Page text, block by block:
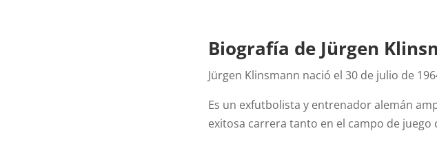
Biografía de Jürgen
Jürgen Klinsmann nació el 30 de julio de
Es un exfutbolista y entrenador alemán
exitosa carrera tanto en el campo de juego